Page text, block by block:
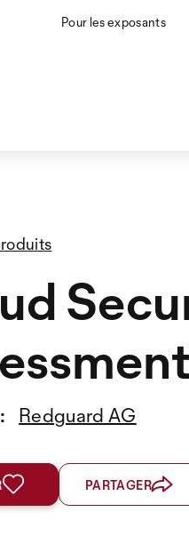
Pour les exposants
Redguard AG
PARTAGER